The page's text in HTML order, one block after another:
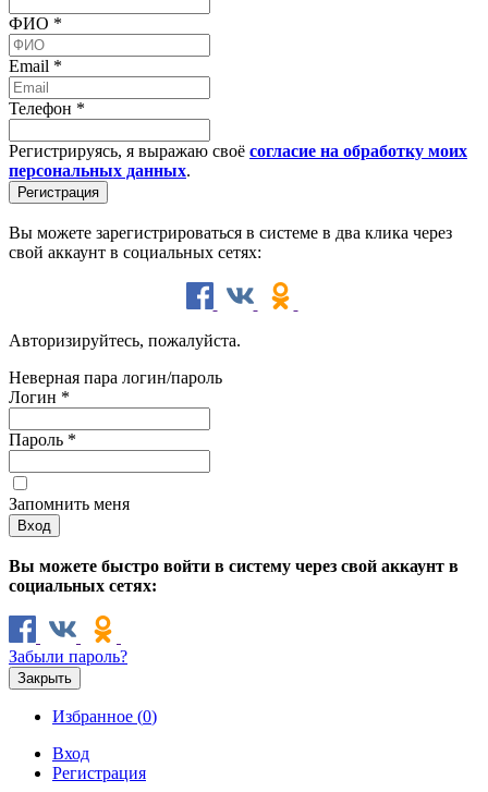
ФИО *
Email *
Телефон *
Регистрируясь, я выражаю своё согласие на обработку моих
персональных данных.
Вы можете зарегистрироваться в системе в два клика через
свой аккаунт в социальных сетях:
Авторизируйтесь, пожалуйста.
Неверная пара логин/пароль
Логин *
Пароль *
Запомнить меня
Вы можете быстро войти в систему через свой аккаунт в
социальных сетях:
Забыли пароль?
Закрыть
Избранное (0)
Вход
Регистрация